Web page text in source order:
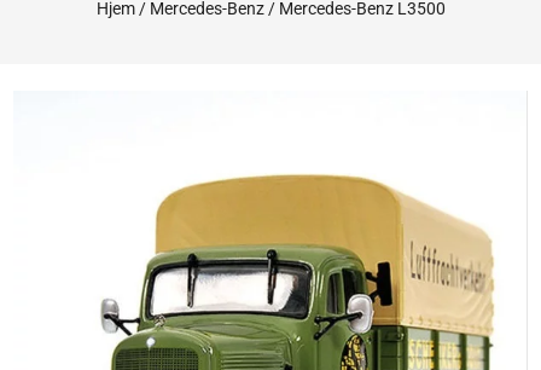
Hjem/ Mercedes-Benz/ Mercedes-Benz L3500